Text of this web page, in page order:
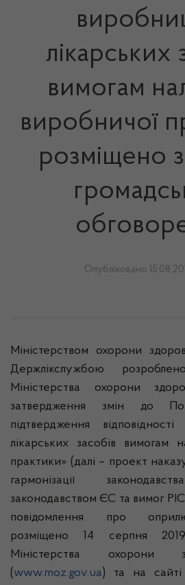
лікарських
вимогам
виробничої
розміщено
Опубліковано
Міністерством охорони
Держлікслужбою
Міністерства охорони
затвердження змін до
підтвердження
лікарських засобів вимогам
практики» (далі – проект
гармонізації
законодавством ЄС та вимог
повідомлення про
розміщено 14 серпня
Міністерства охорони
(www.moz.gov.ua) та на